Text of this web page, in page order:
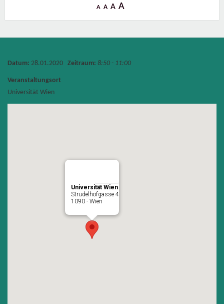
A A A A
Datum: 28.01.2020 Zeitraum: 8:50 - 11:00
Veranstaltungsort
Universität Wien
Universität Wien
Strudelhofgasse 4
1090 - Wien